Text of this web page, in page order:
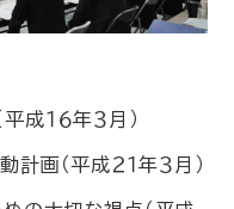
成１６年３月）
画（平成２１年３月）